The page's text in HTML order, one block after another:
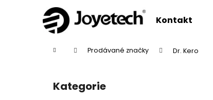
Kontakt
Domů Prodávané značky Dr. Kero
Přeskočit
kategorie
Kategorie
Zpět
Zpět